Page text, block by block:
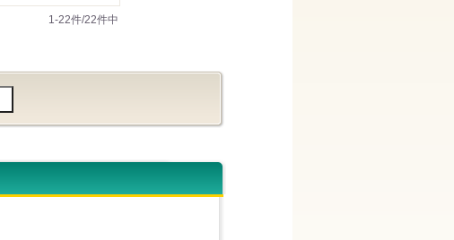
1-22件/22件中